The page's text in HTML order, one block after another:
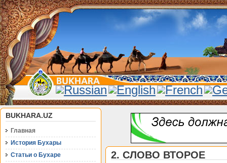
BUKHARA.UZ
Главная
История Бухары
Статьи о Бухаре
2. СЛОВО ВТОРОЕ